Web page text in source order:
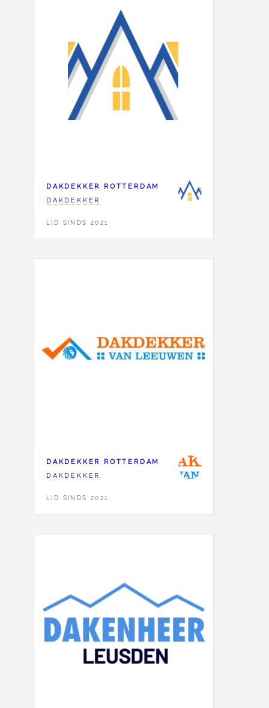
DAKDEKKER ROTTERDAM
DAKDEKKER
LID SINDS 2021
DAKDEKKER ROTTERDAM
DAKDEKKER
LID SINDS 2021